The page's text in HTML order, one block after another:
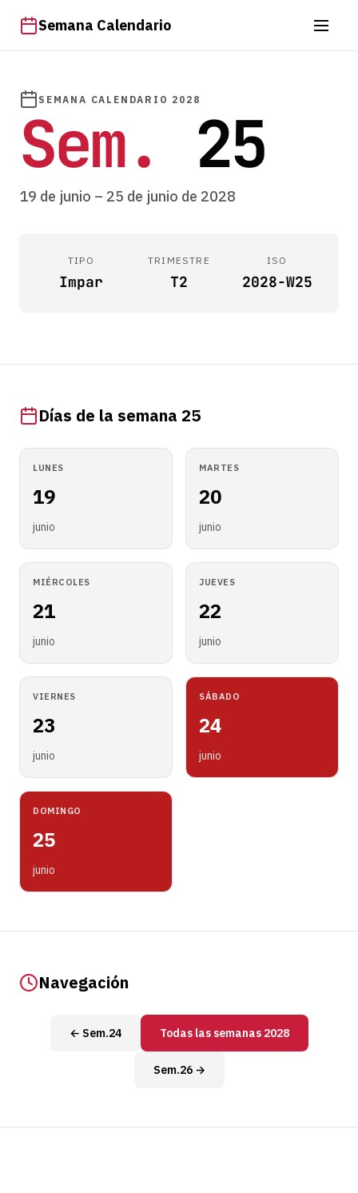
Semana Calendario
SEMANA CALENDARIO 2028
Sem. 25
19 de junio – 25 de junio de 2028
TIPO
Impar
TRIMESTRE
T2
ISO
2028-W25
Días de la semana 25
LUNES
19
junio
MARTES
20
junio
MIÉRCOLES
21
junio
JUEVES
22
junio
VIERNES
23
junio
SÁBADO
24
junio
DOMINGO
25
junio
Navegación
← Sem.24 Todas las semanas 2028
Sem.26 →